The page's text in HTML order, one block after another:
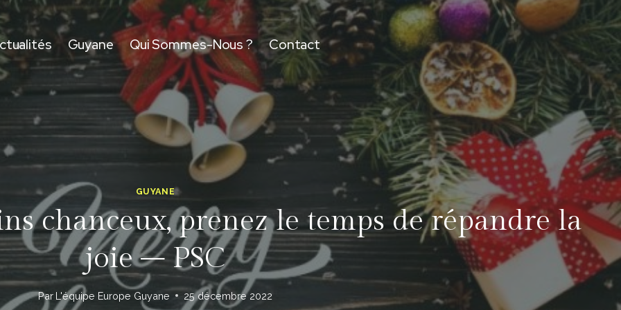
Guyane Qui Sommes-Nous ? Contact
GUYANE
chanceux, prenez le temps de répandre la
joie – PSC
Par L'équipe Europe Guyane 25 décembre 2022